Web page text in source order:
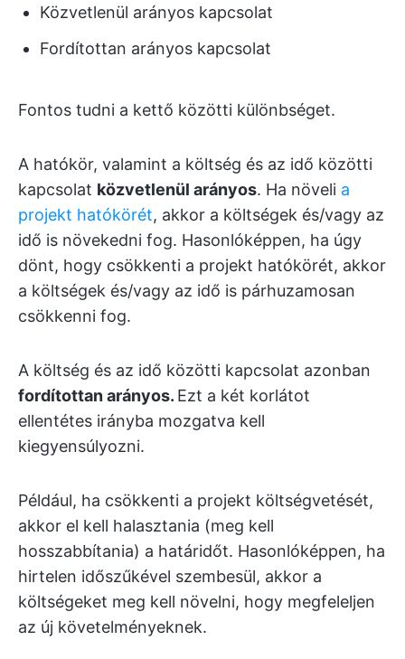
Közvetlenül arányos kapcsolat
Fordítottan arányos kapcsolat
Fontos tudni a kettő közötti különbséget.
A hatókör, valamint a költség és az idő közötti
kapcsolat közvetlenül arányos. Ha növeli a
projekt hatókörét, akkor a költségek és/vagy az
idő is növekedni fog. Hasonlóképpen, ha úgy
dönt, hogy csökkenti a projekt hatókörét, akkor
a költségek és/vagy az idő is párhuzamosan
csökkenni fog.
A költség és az idő közötti kapcsolat azonban
fordítottan arányos. Ezt a két korlátot
ellentétes irányba mozgatva kell
kiegyensúlyozni.
Például, ha csökkenti a projekt költségvetését,
akkor el kell halasztania (meg kell
hosszabbítania) a határidőt. Hasonlóképpen, ha
hirtelen időszűkével szembesül, akkor a
költségeket meg kell növelni, hogy megfeleljen
az új követelményeknek.